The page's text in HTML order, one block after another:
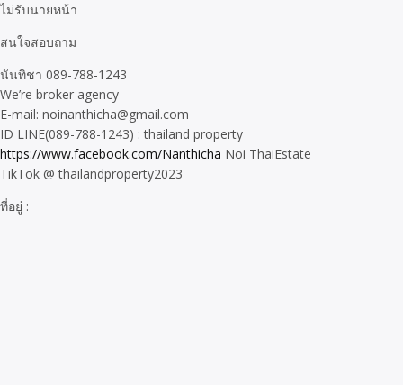
ไม่รับนายหน้า
สนใจสอบถาม
นันทิชา 089-788-1243
We’re broker agency
E-mail: noinanthicha@gmail.com
ID LINE(089-788-1243) : thailand property
https://www.facebook.com/Nanthicha Noi ThaiEstate
TikTok @ thailandproperty2023
ที่อยู่ :